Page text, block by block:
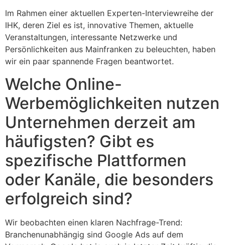
Im Rahmen einer aktuellen Experten-Interviewreihe der
IHK, deren Ziel es ist, innovative Themen, aktuelle
Veranstaltungen, interessante Netzwerke und
Persönlichkeiten aus Mainfranken zu beleuchten, haben
wir ein paar spannende Fragen beantwortet.
Welche Online-
Werbemöglichkeiten nutzen
Unternehmen derzeit am
häufigsten? Gibt es
spezifische Plattformen
oder Kanäle, die besonders
erfolgreich sind?
Wir beobachten einen klaren Nachfrage-Trend:
Branchenunabhängig sind Google Ads auf dem